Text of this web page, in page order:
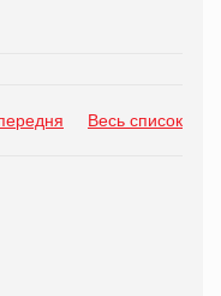
Весь список